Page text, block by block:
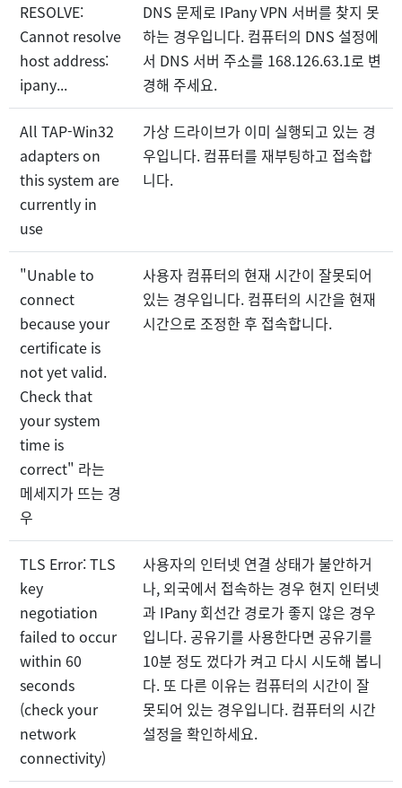
RESOLVE:
Cannot resolve
host address:
ipany...
DNS 문제로 IPany VPN 서버를 찾지 못
하는 경우입니다. 컴퓨터의 DNS 설정에
서 DNS 서버 주소를 168.126.63.1로 변
경해 주세요.
All TAP-Win32
adapters on
this system are
currently in
use
가상 드라이브가 이미 실행되고 있는 경
우입니다. 컴퓨터를 재부팅하고 접속합
니다.
"Unable to
connect
because your
certificate is
not yet valid.
Check that
your system
time is
correct" 라는
메세지가 뜨는 경
우
사용자 컴퓨터의 현재 시간이 잘못되어
있는 경우입니다. 컴퓨터의 시간을 현재
시간으로 조정한 후 접속합니다.
TLS Error: TLS
key
negotiation
failed to occur
within 60
seconds
(check your
network
connectivity)
사용자의 인터넷 연결 상태가 불안하거
나, 외국에서 접속하는 경우 현지 인터넷
과 IPany 회선간 경로가 좋지 않은 경우
입니다. 공유기를 사용한다면 공유기를
10분 정도 껐다가 켜고 다시 시도해 봅니
다. 또 다른 이유는 컴퓨터의 시간이 잘
못되어 있는 경우입니다. 컴퓨터의 시간
설정을 확인하세요.